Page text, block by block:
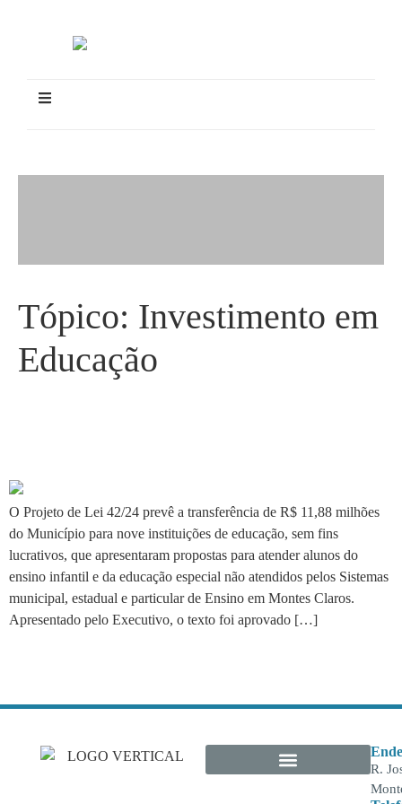
Tópico: Investimento em
Educação
O Projeto de Lei 42/24 prevê a transferência de R$ 11,88 milhões
do Município para nove instituições de educação, sem fins
lucrativos, que apresentaram propostas para atender alunos do
ensino infantil e da educação especial não atendidos pelos Sistemas
municipal, estadual e particular de Ensino em Montes Claros.
Apresentado pelo Executivo, o texto foi aprovado […]
R.